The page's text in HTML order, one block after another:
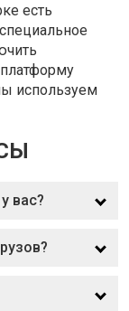
есть
используем
вас?